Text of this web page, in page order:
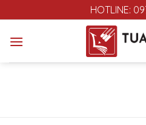
to
content
HOTLINE: